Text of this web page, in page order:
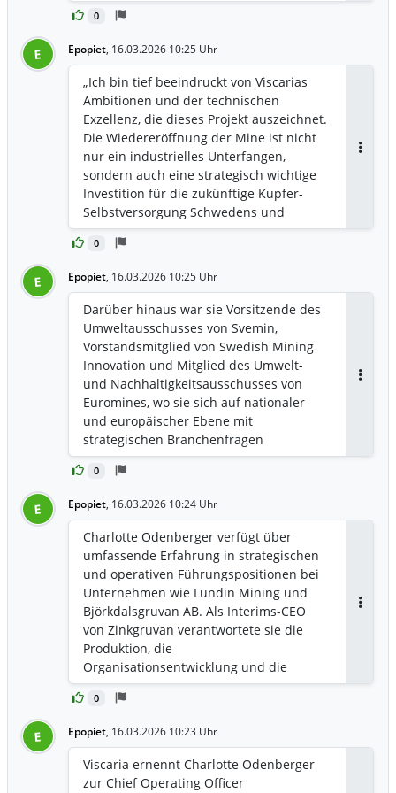
0
Wassermanagement – ​​sind genau das,
freuen uns sehr, sie im Team begrüßen
zu dürfen“, sagte Jörgen Olsson, CEO von
Viscaria.
E Epopiet, 16.03.2026 10:25 Uhr
0
„Ich bin tief beeindruckt von Viscarias
Ambitionen und der technischen
Exzellenz, die dieses Projekt auszeichnet.
Die Wiedereröffnung der Mine ist nicht
nur ein industrielles Unterfangen,
sondern auch eine strategisch wichtige
Investition für die zukünftige Kupfer-
Selbstversorgung Schwedens und
Europas. Ich freue mich sehr darauf,
meine Erfahrung in den Bereichen
Organisationsentwicklung einzubringen“,
sagte Charlotte Odenberger, die
designierte COO.
E Epopiet, 16.03.2026 10:25 Uhr
0
Darüber hinaus war sie Vorsitzende des
Umweltausschusses von Svemin,
Vorstandsmitglied von Swedish Mining
Innovation und Mitglied des Umwelt-
und Nachhaltigkeitsausschusses von
Euromines, wo sie sich auf nationaler
und europäischer Ebene mit
strategischen Branchenfragen
auseinandersetzte. Sie besitzt einen
Master-Abschluss in Geologie und
Lund und einen Executive MBA von der
Stockholm School of Economics.
E Epopiet, 16.03.2026 10:24 Uhr
0
Charlotte Odenberger verfügt über
umfassende Erfahrung in strategischen
und operativen Führungspositionen bei
Unternehmen wie Lundin Mining und
Björkdalsgruvan AB. Als Interims-CEO
von Zinkgruvan verantwortete sie die
Produktion, die
Organisationsentwicklung und die
strategische Ausrichtung des Betriebs.
Zuvor leitete sie als Werksleiterin die
und Bleikonzentraten und führte dort 95
Mitarbeiter in den Bereichen Produktion,
Verarbeitung, Instandhaltung,
E Epopiet, 16.03.2026 10:23 Uhr
Viscaria ernennt Charlotte Odenberger
zur Chief Operating Officer